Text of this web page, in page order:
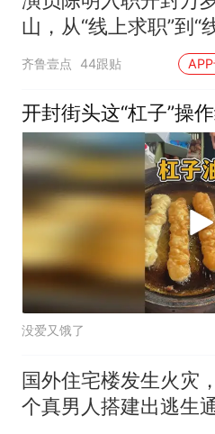
山，从“线上求职”到“
到岗”仅用6天，本人
齐鲁壹点 44跟贴
开封街头这“杠子”操作
没爱又饿了
国外住宅楼发生火灾
个真男人搭建出逃生